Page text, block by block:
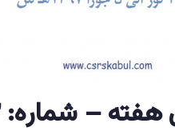
۲۵۳ (از ۲۹ ثور الی ۵ جوزا ۱۳۹۷ هـ ش)